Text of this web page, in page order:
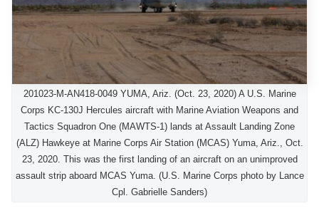
201023-M-AN418-0049 YUMA, Ariz. (Oct. 23, 2020) A U.S. Marine
Corps KC-130J Hercules aircraft with Marine Aviation Weapons and
Tactics Squadron One (MAWTS-1) lands at Assault Landing Zone
(ALZ) Hawkeye at Marine Corps Air Station (MCAS) Yuma, Ariz., Oct.
23, 2020. This was the first landing of an aircraft on an unimproved
assault strip aboard MCAS Yuma. (U.S. Marine Corps photo by Lance
Cpl. Gabrielle Sanders)